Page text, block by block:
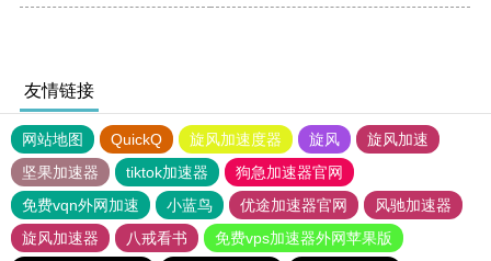
友情链接
网站地图 QuickQ 旋风加速度器 旋风
旋风加速
坚果加速器
tiktok加速器
狗急加速器官网
免费vqn外网加速
小蓝鸟 优途加速器官网
风驰加速器
旋风加速器
八戒看书
免费vps加速器外网苹果版